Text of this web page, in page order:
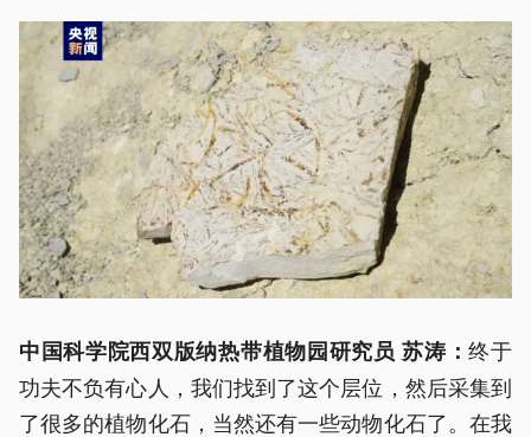
中国科学院西双版纳热带植物园研究员 苏涛：终于
功夫不负有心人，我们找到了这个层位，然后采集到
了很多的植物化石，当然还有一些动物化石了。在我